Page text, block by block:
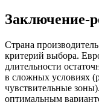
Заключение-
Страна
критерий выбора.
длительности
в сложных условиях
чувствительные
оптимальным